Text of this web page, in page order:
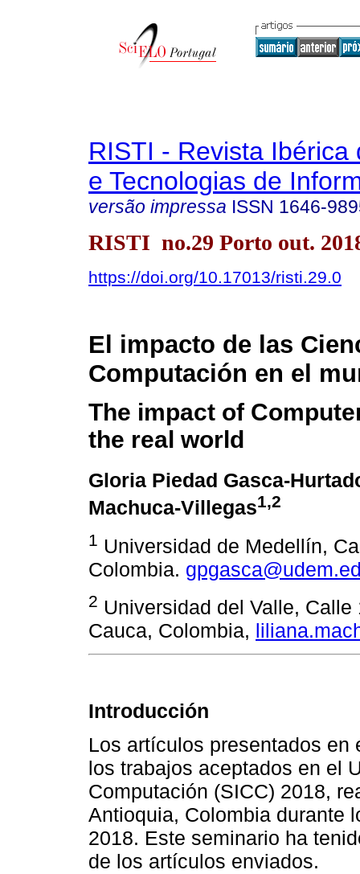
RISTI - Revista Ibérica
e Tecnologias de
versão impressa ISSN 1646-
RISTI no.29 Porto out.
https://doi.org/10.17013/risti.29.0
El impacto de las
Computación en el
The impact of
the real world
Gloria Piedad Gasca-
Machuca-Villegas1,2
1 Universidad de Medellín,
Colombia.
2 Universidad del Valle,
Cauca, Colombia,
Introducción
Los artículos presentados en
los trabajos aceptados en el
Computación (SICC) 2018,
Antioquia, Colombia durante
2018. Este seminario ha
de los artículos enviados.